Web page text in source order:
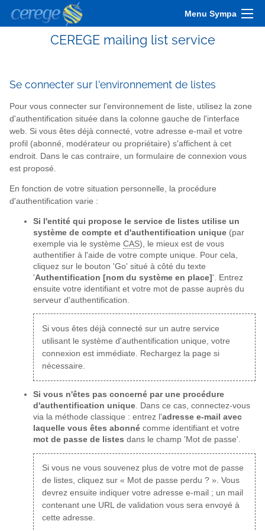
Menu Sympa
CEREGE mailing list service
Se connecter sur l'environnement de listes
Pour vous connecter sur l'environnement de liste, utilisez la zone
d'authentification située dans la colonne gauche de l'interface
web. Si vous êtes déjà connecté, votre adresse e-mail et votre
profil (abonné, modérateur ou propriétaire) s'affichent à cet
endroit. Dans le cas contraire, un formulaire de connexion vous
est proposé.
En fonction de votre situation personnelle, la procédure
d'authentification varie :
Si l'entité qui propose le service de listes utilise un
système de compte et d'authentification unique (par
exemple via le système CAS), le mieux est de vous
authentifier à l'aide de votre compte unique. Pour cela,
cliquez sur le bouton 'Go' situé à côté du texte
'Authentification [nom du système en place] '. Entrez
ensuite votre identifiant et votre mot de passe auprès du
serveur d'authentification.
Si vous êtes déjà connecté sur un autre service
utilisant le système d'authentification unique, votre
connexion est immédiate. Rechargez la page si
nécessaire.
Si vous n'êtes pas concerné par une procédure
d'authentification unique. Dans ce cas, connectez-vous
via la méthode classique : entrez l'adresse e-mail avec
laquelle vous êtes abonné comme identifiant et votre
mot de passe de listes dans le champ 'Mot de passe'.
Si vous ne vous souvenez plus de votre mot de passe
de listes, cliquez sur « Mot de passe perdu ? ». Vous
devrez ensuite indiquer votre adresse e-mail ; un mail
contenant une URL de validation vous sera envoyé à
cette adresse.